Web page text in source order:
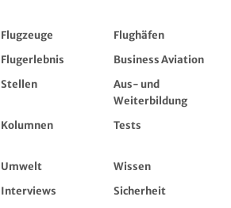
Flugzeuge
Flughäfen
Flugerlebnis
Business Aviation
Stellen
Aus- und
Weiterbildung
Kolumnen Tests
Umwelt
Wissen
Interviews
Sicherheit